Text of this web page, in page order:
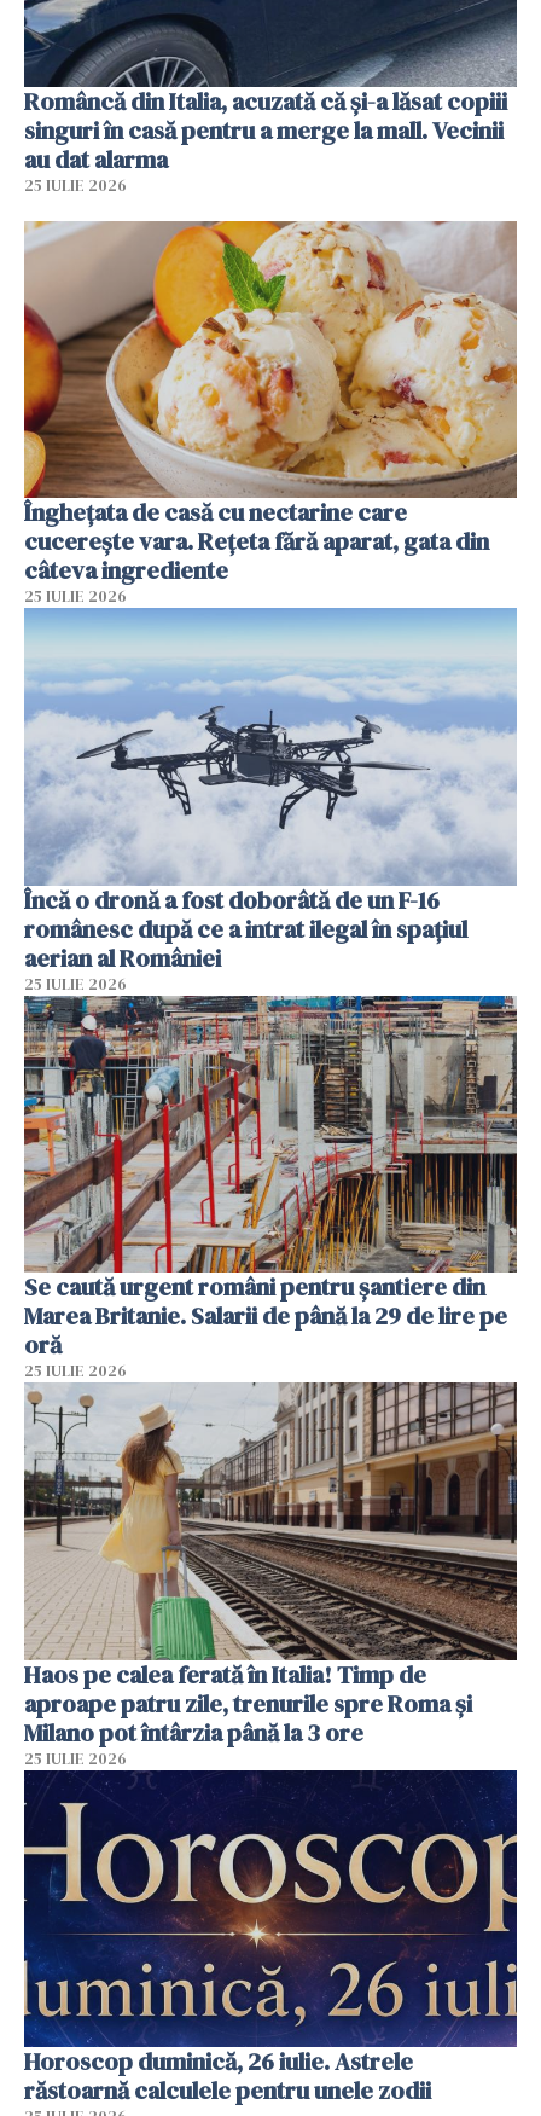
Româncă din Italia, acuzată că și-a lăsat copiii
singuri în casă pentru a merge la mall. Vecinii
au dat alarma
25 IULIE 2026
Înghețata de casă cu nectarine care
cucerește vara. Rețeta fără aparat, gata din
câteva ingrediente
25 IULIE 2026
Încă o dronă a fost doborâtă de un F-16
românesc după ce a intrat ilegal în spațiul
aerian al României
25 IULIE 2026
Se caută urgent români pentru șantiere din
Marea Britanie. Salarii de până la 29 de lire pe
oră
25 IULIE 2026
Haos pe calea ferată în Italia! Timp de
aproape patru zile, trenurile spre Roma și
Milano pot întârzia până la 3 ore
25 IULIE 2026
Horoscop duminică, 26 iulie. Astrele
răstoarnă calculele pentru unele zodii